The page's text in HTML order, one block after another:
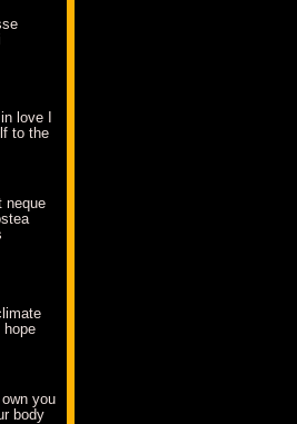
love I
to the
neque
hope
you
body